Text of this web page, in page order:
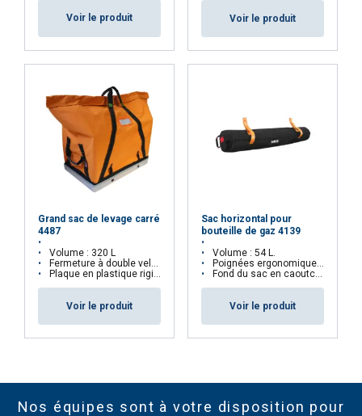
Voir le produit Voir le produit
Grand sac de levage carré
4487
Volume : 320 L
Fermeture à double velcro
Plaque en plastique rigide au fond du sac
Voir le produit
Sac horizontal pour
bouteille de gaz 4139
Volume : 54 L.
Poignées ergonomiques à chaque extrémité du sac.
Fond du sac en caoutchouc épais.
Voir le produit
Nos équipes sont à votre disposition pour